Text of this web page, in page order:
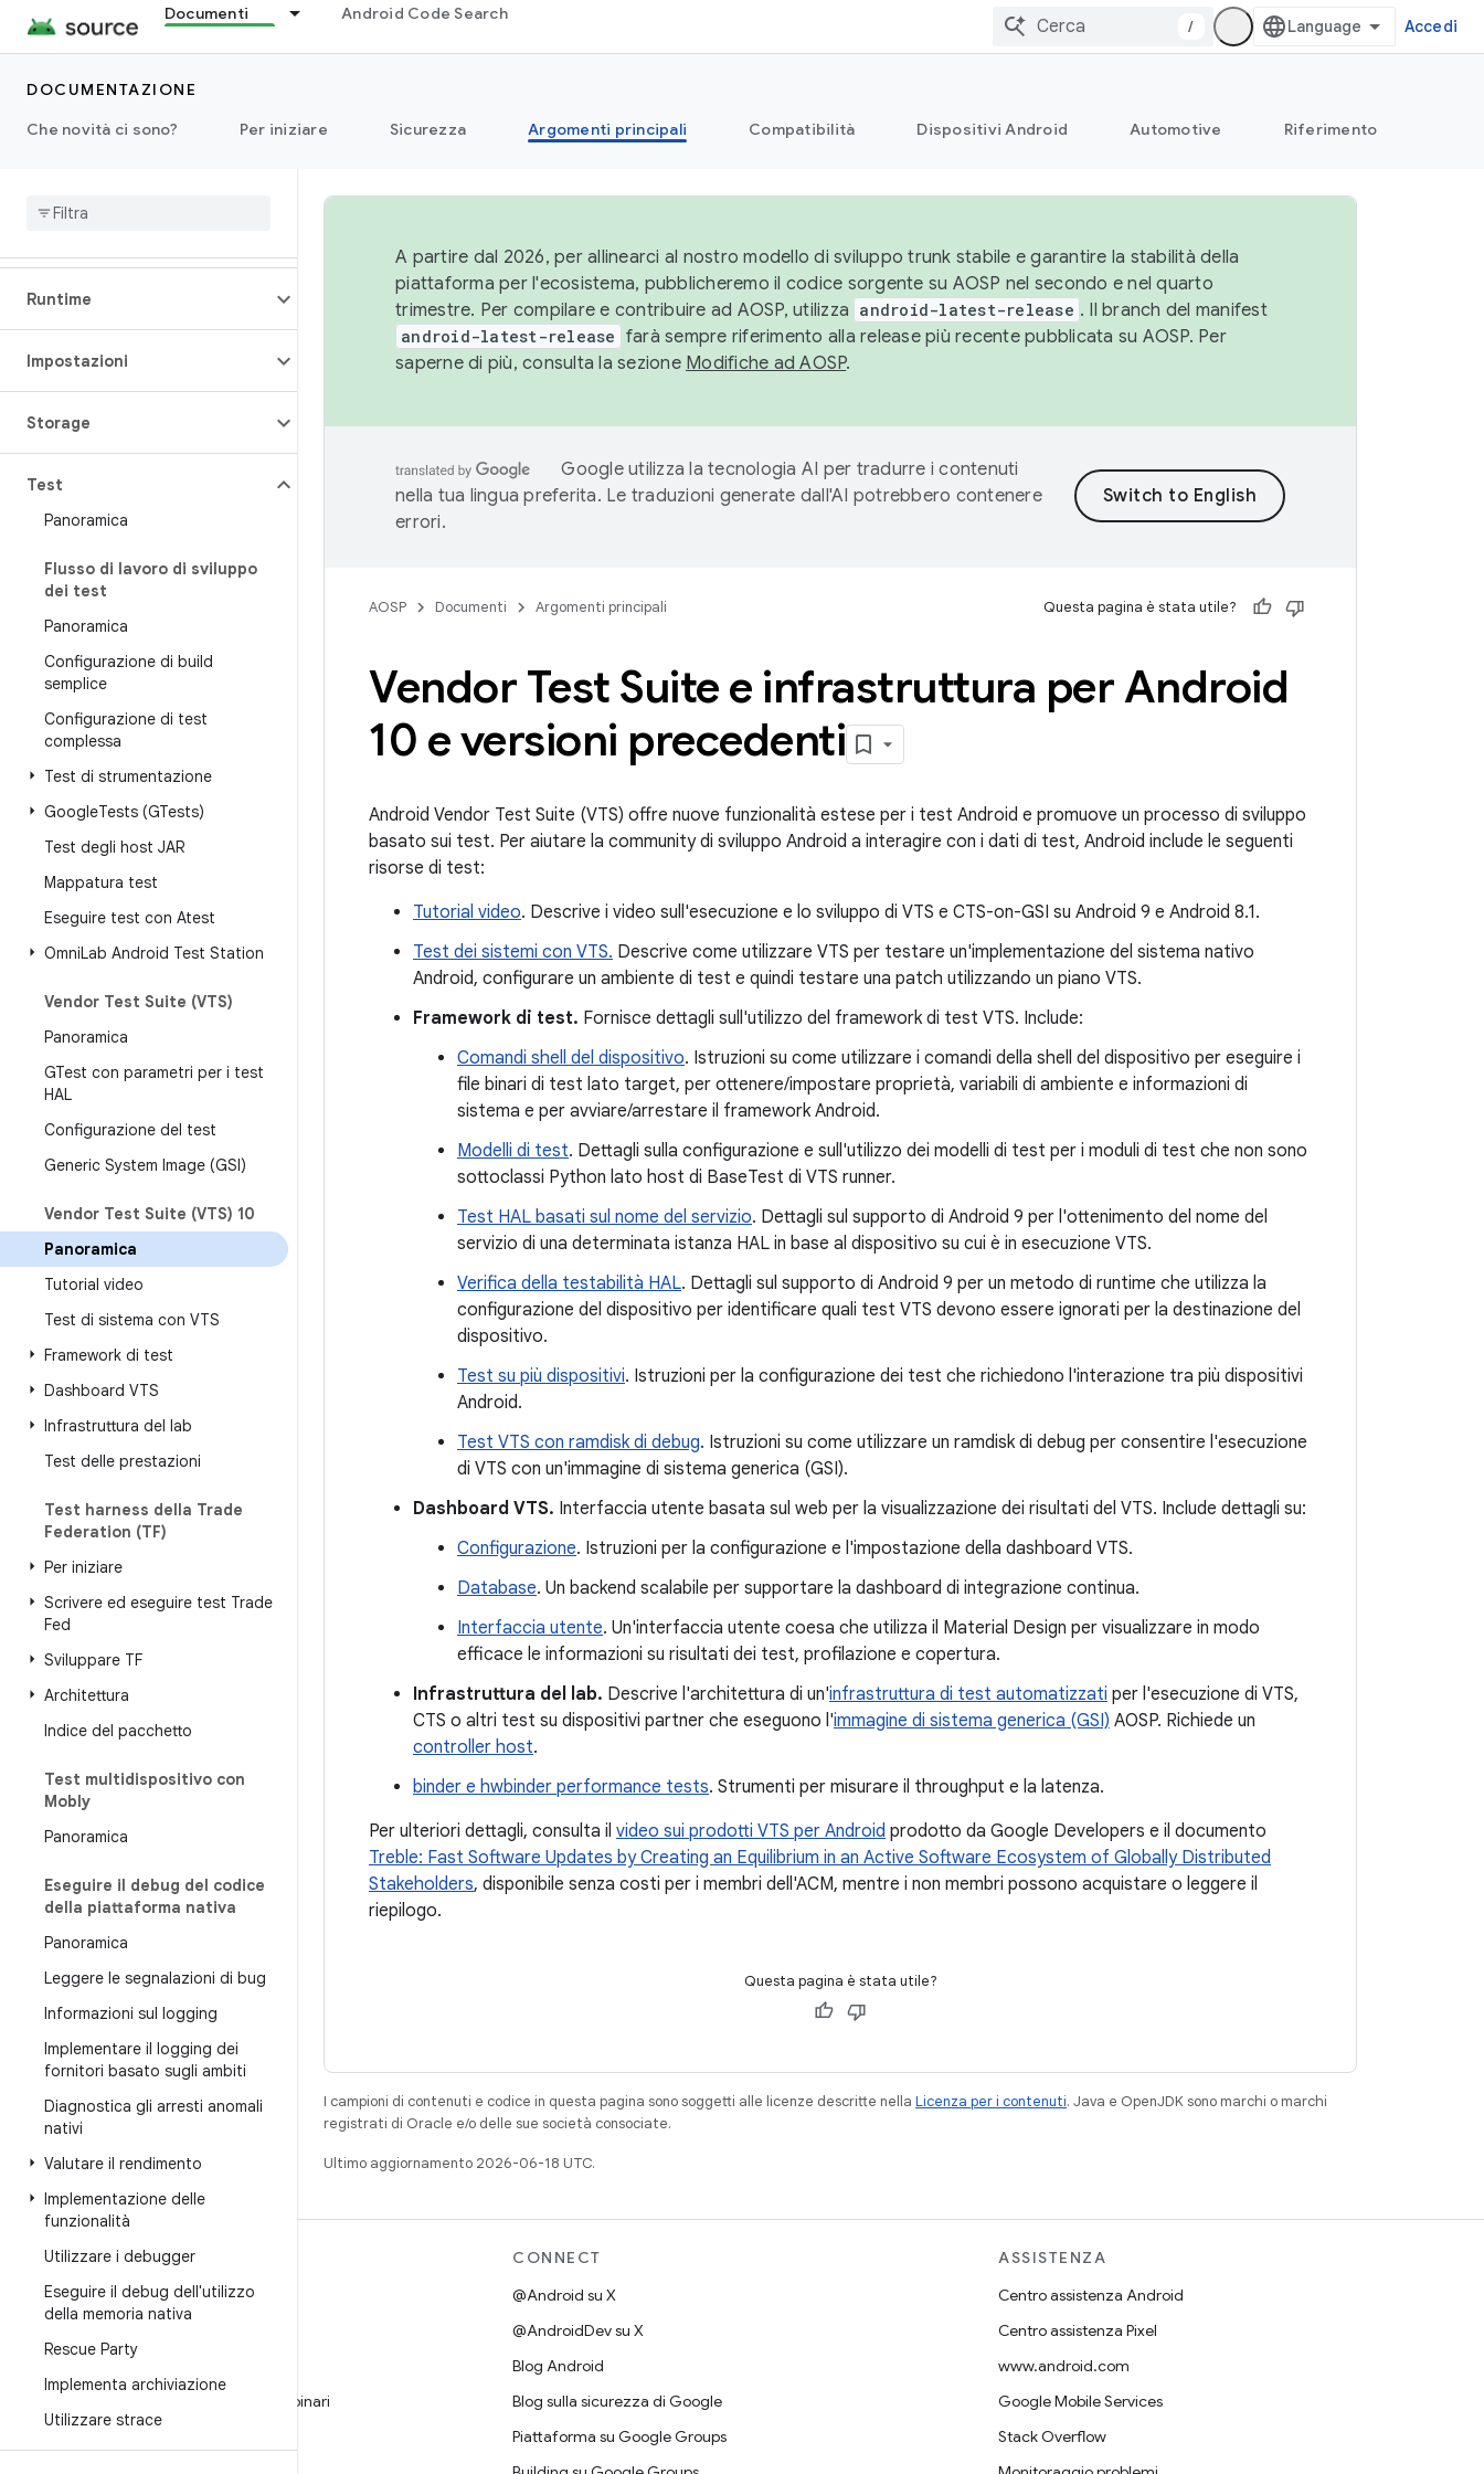
Documenti Android Code Search
/ Accedi
DOCUMENTAZIONE
Che novità ci sono?
Per iniziare Sicurezza Argomenti principali Compatibilità Dispositivi Android Automotive Riferimento
Contenuti multimediali
Runtime
Impostazioni
Storage
Test
Panoramica
Flusso di lavoro di sviluppo
dei test
Panoramica
Configurazione di build
semplice
Configurazione di test
complessa
Test di strumentazione
GoogleTests (GTests)
Test degli host JAR
Mappatura test
Eseguire test con Atest
OmniLab Android Test Station
Vendor Test Suite (VTS)
Panoramica
GTest con parametri per i test
HAL
Configurazione del test
Generic System Image (GSI)
Vendor Test Suite (VTS) 10
Panoramica
Tutorial video
Test di sistema con VTS
Framework di test
Dashboard VTS
Infrastruttura del lab
Test delle prestazioni
Test harness della Trade
Federation (TF)
Per iniziare
Scrivere ed eseguire test Trade
Fed
Sviluppare TF
Architettura
Indice del pacchetto
Test multidispositivo con
Mobly
Panoramica
Eseguire il debug del codice
della piattaforma nativa
Panoramica
Leggere le segnalazioni di bug
Informazioni sul logging
Implementare il logging dei
fornitori basato sugli ambiti
Diagnostica gli arresti anomali
nativi
Valutare il rendimento
Implementazione delle
funzionalità
Utilizzare i debugger
Eseguire il debug dell'utilizzo
della memoria nativa
Rescue Party
Implementa archiviazione
Utilizzare strace
A partire dal 2026, per allinearci al nostro modello di sviluppo trunk stabile e garantire la stabilità della
piattaforma per l'ecosistema, pubblicheremo il codice sorgente su AOSP nel secondo e nel quarto
trimestre. Per compilare e contribuire ad AOSP, utilizza android-latest-release . Il branch del manifest
android-latest-release farà sempre riferimento alla release più recente pubblicata su AOSP. Per
saperne di più, consulta la sezione Modifiche ad AOSP.
Google utilizza la tecnologia AI per tradurre i contenuti
nella tua lingua preferita. Le traduzioni generate dall'AI potrebbero contenere
errori.
AOSP Documenti Argomenti principali Questa pagina è stata utile?
Vendor Test Suite e infrastruttura per Android
10 e versioni precedenti
Android Vendor Test Suite (VTS) offre nuove funzionalità estese per i test Android e promuove un processo di sviluppo
basato sui test. Per aiutare la community di sviluppo Android a interagire con i dati di test, Android include le seguenti
risorse di test:
Tutorial video. Descrive i video sull'esecuzione e lo sviluppo di VTS e CTS-on-GSI su Android 9 e Android 8.1.
Test dei sistemi con VTS. Descrive come utilizzare VTS per testare un'implementazione del sistema nativo
Android, configurare un ambiente di test e quindi testare una patch utilizzando un piano VTS.
Framework di test. Fornisce dettagli sull'utilizzo del framework di test VTS. Include:
Comandi shell del dispositivo. Istruzioni su come utilizzare i comandi della shell del dispositivo per eseguire i
file binari di test lato target, per ottenere/impostare proprietà, variabili di ambiente e informazioni di
sistema e per avviare/arrestare il framework Android.
Modelli di test. Dettagli sulla configurazione e sull'utilizzo dei modelli di test per i moduli di test che non sono
sottoclassi Python lato host di BaseTest di VTS runner.
Test HAL basati sul nome del servizio. Dettagli sul supporto di Android 9 per l'ottenimento del nome del
servizio di una determinata istanza HAL in base al dispositivo su cui è in esecuzione VTS.
Verifica della testabilità HAL. Dettagli sul supporto di Android 9 per un metodo di runtime che utilizza la
configurazione del dispositivo per identificare quali test VTS devono essere ignorati per la destinazione del
dispositivo.
Test su più dispositivi. Istruzioni per la configurazione dei test che richiedono l'interazione tra più dispositivi
Android.
Test VTS con ramdisk di debug. Istruzioni su come utilizzare un ramdisk di debug per consentire l'esecuzione
di VTS con un'immagine di sistema generica (GSI).
Dashboard VTS. Interfaccia utente basata sul web per la visualizzazione dei risultati del VTS. Include dettagli su:
Configurazione. Istruzioni per la configurazione e l'impostazione della dashboard VTS.
Database. Un backend scalabile per supportare la dashboard di integrazione continua.
Interfaccia utente. Un'interfaccia utente coesa che utilizza il Material Design per visualizzare in modo
efficace le informazioni su risultati dei test, profilazione e copertura.
Infrastruttura del lab. Descrive l'architettura di un'infrastruttura di test automatizzati per l'esecuzione di VTS,
CTS o altri test su dispositivi partner che eseguono l'immagine di sistema generica (GSI) AOSP. Richiede un
controller host.
binder e hwbinder performance tests. Strumenti per misurare il throughput e la latenza.
Per ulteriori dettagli, consulta il video sui prodotti VTS per Android prodotto da Google Developers e il documento
Treble: Fast Software Updates by Creating an Equilibrium in an Active Software Ecosystem of Globally Distributed
Stakeholders, disponibile senza costi per i membri dell'ACM, mentre i non membri possono acquistare o leggere il
riepilogo.
Questa pagina è stata utile?
I campioni di contenuti e codice in questa pagina sono soggetti alle licenze descritte nella Licenza per i contenuti. Java e OpenJDK sono marchi o marchi
registrati di Oracle e/o delle sue società consociate.
Ultimo aggiornamento 2026-06-18 UTC.
CREA
Repository per Android
Visualizza l'anteprima dei programmi binari
CONNECT
@Android su X
@AndroidDev su X
Blog Android
Blog sulla sicurezza di Google
Piattaforma su Google Groups
ASSISTENZA
Centro assistenza Android
Centro assistenza Pixel
www.android.com
Google Mobile Services
Stack Overflow